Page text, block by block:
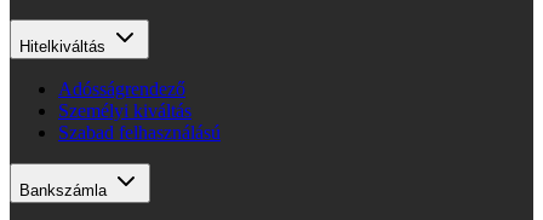
Hitelkiváltás
Adósságrendező
Személyi kiváltás
Szabad felhasználású
Bankszámla